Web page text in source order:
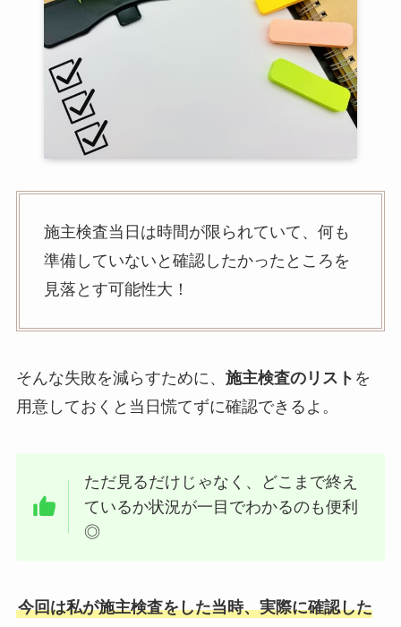
施主検査当日は時間が限られていて、何も
準備していないと確認したかったところを
見落とす可能性大！
そんな失敗を減らすために、 施主検査のリスト を
用意しておくと当日慌てずに確認できるよ。
ただ見るだけじゃなく、どこまで終え
ているか状況が一目でわかるのも便利
◎
今回は私が施主検査をした当時、実際に確認した